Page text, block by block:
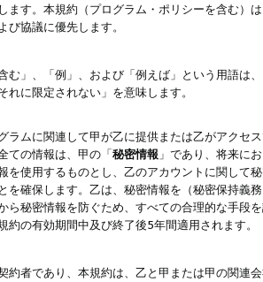
ます。本規約（プログラム・ポリシーを含む）
び協議に優先します。
む」、「例」、および「例えば」という用語は
れに限定されない」を意味します。
ラムに関連して甲が乙に提供または乙がアクセ
ての情報は、甲の「秘密情報 」であり、将来に
を使用するものとし、乙のアカウントに関して
を確保します。乙は、秘密情報を（秘密保持義
ら秘密情報を防ぐため、すべての合理的な手段
約の有効期間中及び終了後5年間適用されます。
約者であり、本規約は、乙と甲または甲の関連